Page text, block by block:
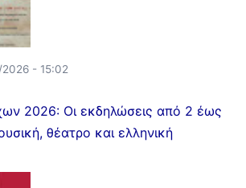
- 15:02
2026: Οι εκδηλώσεις από 2 έως
θέατρο και ελληνική